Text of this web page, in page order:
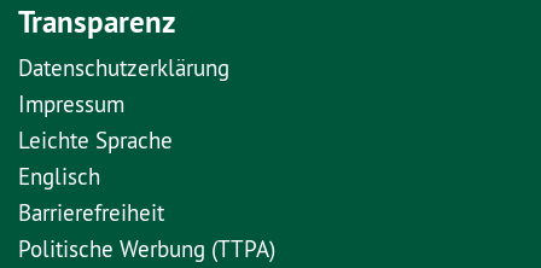
Transparenz
Datenschutzerklärung
Impressum
Leichte Sprache
Englisch
Barrierefreiheit
Politische Werbung (TTPA)